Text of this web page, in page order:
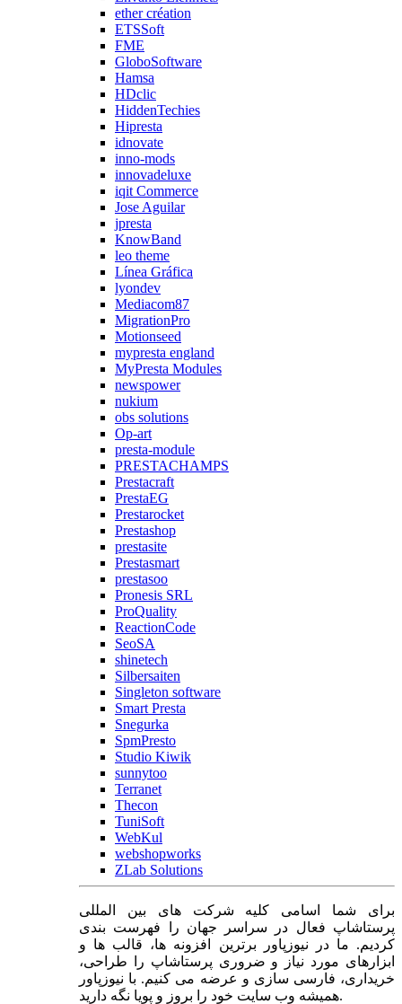
ether création
ETSSoft
FME
GloboSoftware
Hamsa
HDclic
HiddenTechies
Hipresta
idnovate
inno-mods
innovadeluxe
iqit Commerce
Jose Aguilar
jpresta
KnowBand
leo theme
Línea Gráfica
lyondev
Mediacom87
MigrationPro
Motionseed
mypresta england
MyPresta Modules
newspower
nukium
obs solutions
Op-art
presta-module
PRESTACHAMPS
Prestacraft
PrestaEG
Prestarocket
Prestashop
prestasite
Prestasmart
prestasoo
Pronesis SRL
ProQuality
ReactionCode
SeoSA
shinetech
Silbersaiten
Singleton software
Smart Presta
Snegurka
SpmPresto
Studio Kiwik
sunnytoo
Terranet
Thecon
TuniSoft
WebKul
webshopworks
ZLab Solutions
برای شما اسامی کلیه شرکت های بین المللی
پرستاشاپ فعال در سراسر جهان را فهرست بندی
کردیم. ما در نیوزپاور برترین افزونه ها، قالب ها و
ابزارهای مورد نیاز و ضروری پرستاشاپ را طراحی،
خریداری، فارسی سازی و عرضه می کنیم. با نیوزپاور
همیشه وب سایت خود را بروز و پویا نگه دارید.